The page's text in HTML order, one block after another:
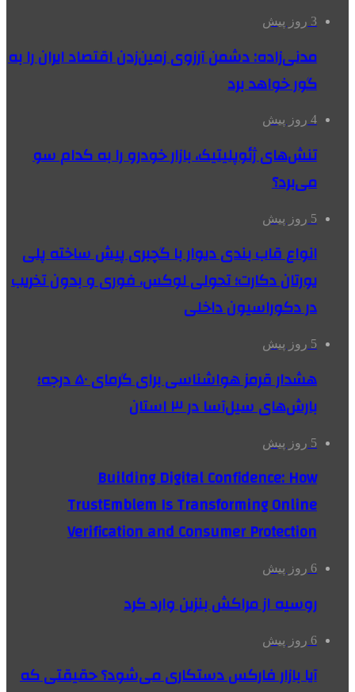
3 روز پیش
مدنی‌زاده: دشمن آرزوی زمین‌زدن اقتصاد ایران را به
گور خواهد برد
4 روز پیش
تنش‌های ژئوپلیتیک، بازار خودرو را به کدام سو
می‌برد؟
5 روز پیش
انواع قاب بندی دیوار با گچبری پیش ساخته پلی
یورتان دکارت؛ تحولی لوکس، فوری و بدون تخریب
در دکوراسیون داخلی
5 روز پیش
هشدار قرمز هواشناسی برای گرمای ۵۰ درجه؛
بارش‌های سیل‌آسا در ۳ استان
5 روز پیش
Building Digital Confidence: How
TrustEmblem Is Transforming Online
Verification and Consumer Protection
6 روز پیش
روسیه از مراکش بنزین وارد کرد
6 روز پیش
آیا بازار فارکس دستکاری می‌شود؟ حقیقتی که